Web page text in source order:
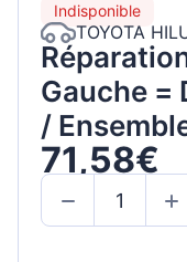
Indisponible
TOYOTA
Gauche =
/
71,58€